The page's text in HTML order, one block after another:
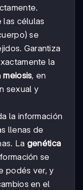
células
se
Garantiza
la
meiosis, en
sexual y
la información
llenas de
La genética
se
podés ver, y
en el